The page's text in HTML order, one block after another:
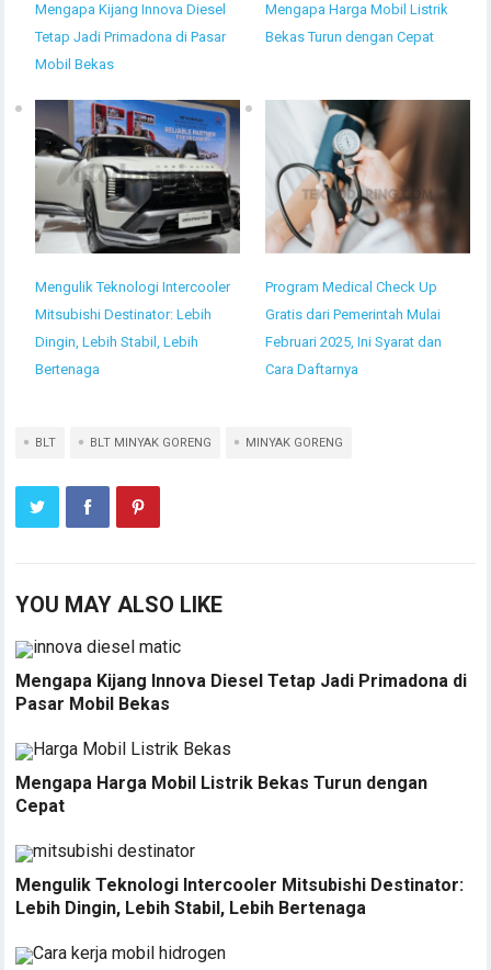
Mengapa Kijang Innova Diesel
Tetap Jadi Primadona di Pasar
Mobil Bekas
Mengapa Harga Mobil Listrik
Bekas Turun dengan Cepat
Mengulik Teknologi Intercooler
Mitsubishi Destinator: Lebih
Dingin, Lebih Stabil, Lebih
Bertenaga
Program Medical Check Up
Gratis dari Pemerintah Mulai
Februari 2025, Ini Syarat dan
Cara Daftarnya
BLT BLT MINYAK GORENG MINYAK GORENG
YOU MAY ALSO LIKE
Mengapa Kijang Innova Diesel Tetap Jadi Primadona di
Pasar Mobil Bekas
Mengapa Harga Mobil Listrik Bekas Turun dengan
Cepat
Mengulik Teknologi Intercooler Mitsubishi Destinator:
Lebih Dingin, Lebih Stabil, Lebih Bertenaga